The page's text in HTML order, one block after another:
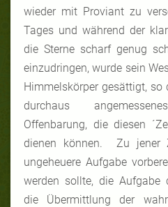
wieder mit Proviant zu
Tages und während der
die Sterne scharf genug
einzudringen, wurde sein
Himmelskörper gesättigt,
durchaus
Offenbarung, die diesen
dienen können. Zu jener
ungeheuere Aufgabe
werden sollte, die Aufgabe
die Übermittlung der